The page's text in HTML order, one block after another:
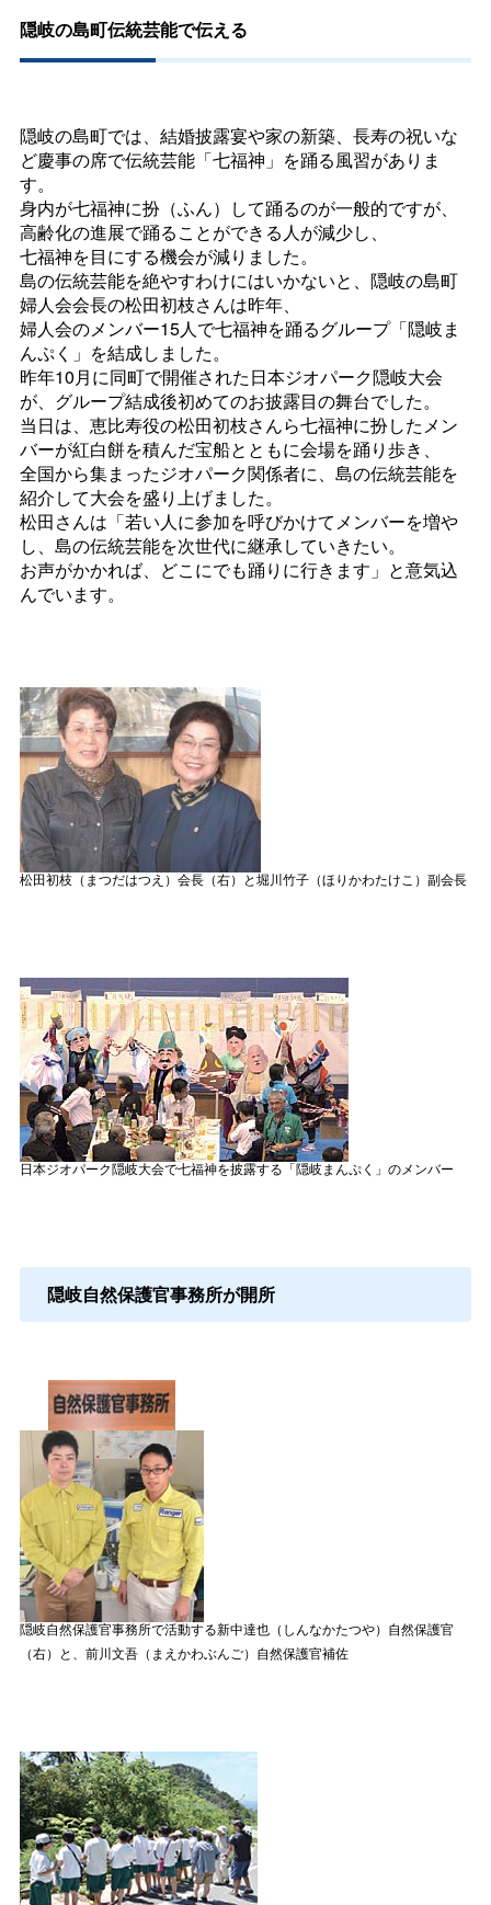
隠岐の島町伝統芸能で伝える
隠岐の島町では、結婚披露宴や家の新築、長寿の祝いな
ど慶事の席で伝統芸能「七福神」を踊る風習がありま
す。
身内が七福神に扮（ふん）して踊るのが一般的ですが、
高齢化の進展で踊ることができる人が減少し、
七福神を目にする機会が減りました。
島の伝統芸能を絶やすわけにはいかないと、隠岐の島町
婦人会会長の松田初枝さんは昨年、
婦人会のメンバー15人で七福神を踊るグループ「隠岐ま
んぷく」を結成しました。
昨年10月に同町で開催された日本ジオパーク隠岐大会
が、グループ結成後初めてのお披露目の舞台でした。
当日は、恵比寿役の松田初枝さんら七福神に扮したメン
バーが紅白餅を積んだ宝船とともに会場を踊り歩き、
全国から集まったジオパーク関係者に、島の伝統芸能を
紹介して大会を盛り上げました。
松田さんは「若い人に参加を呼びかけてメンバーを増や
し、島の伝統芸能を次世代に継承していきたい。
お声がかかれば、どこにでも踊りに行きます」と意気込
んでいます。
松田初枝（まつだはつえ）会長（右）と堀川竹子（ほりかわたけこ）副会長
日本ジオパーク隠岐大会で七福神を披露する「隠岐まんぷく」のメンバー
隠岐自然保護官事務所が開所
隠岐自然保護官事務所で活動する新中達也（しんなかたつや）自然保護官
（右）と、前川文吾（まえかわぶんご）自然保護官補佐